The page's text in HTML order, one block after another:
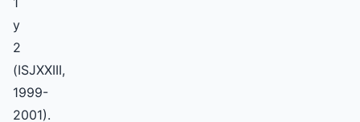
y
2
(ISJXXIII,
1999-
2001).